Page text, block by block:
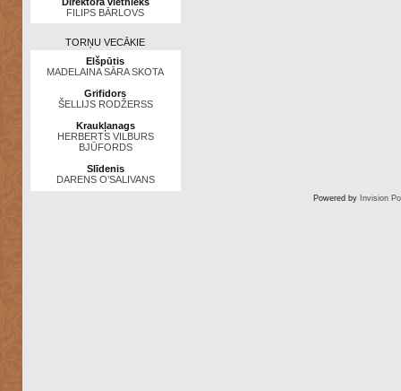
FILIPS BĀRLOVS
TORŅU VECĀKIE
Elšpūtis
MADELAINA SĀRA SKOTA
Grifidors
ŠELLIJS RODŽERSS
Kraukļanags
HERBERTS VILBURS
BJŪFORDS
Slīdenis
DARENS O’SALIVANS
Powered by Invision